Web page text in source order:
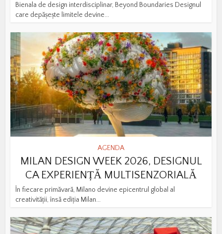
Bienala de design interdisciplinar, Beyond Boundaries Designul
care depășește limitele devine...
AGENDA
MILAN DESIGN WEEK 2026, DESIGNUL
CA EXPERIENȚĂ MULTISENZORIALĂ
În fiecare primăvară, Milano devine epicentrul global al
creativității, însă ediția Milan...